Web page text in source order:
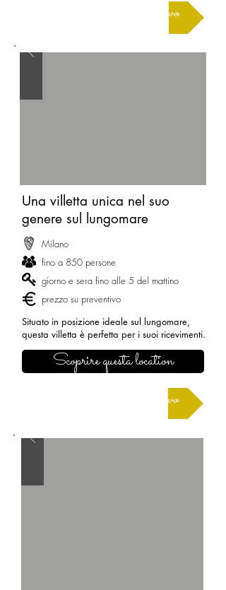
Richiedere un preventivo
Una villetta unica nel suo
genere sul lungomare
Milano
fino a 850 persone
giorno e sera fino alle 5 del mattino
prezzo su preventivo
Situato in posizione ideale sul lungomare,
questa villetta è perfetta per i suoi ricevimenti.
Scoprire questa location
Richiedere un preventivo